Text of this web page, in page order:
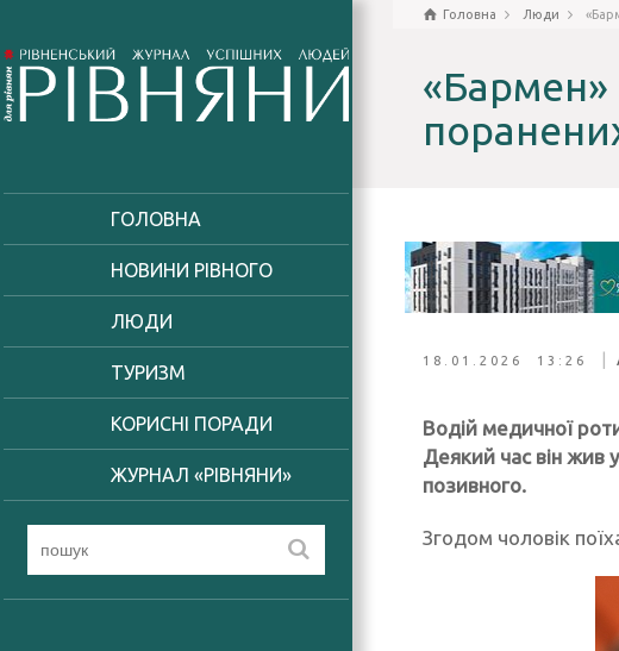
ГОЛОВНА
НОВИНИ РІВНОГО
ЛЮДИ
ТУРИЗМ
КОРИСНІ ПОРАДИ
ЖУРНАЛ «РІВНЯНИ»
Головна Люди
«Бармен»
18.01.2026 13:26
Водій медичної
Деякий час він жив
позивного.
Згодом чоловік